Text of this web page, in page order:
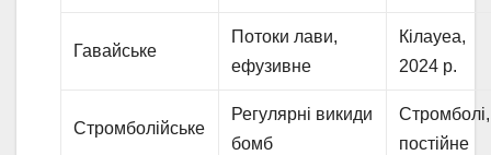
Гавайське
Потоки лави,
ефузивне
Кілауеа,
2024 р.
Стромболійське
Регулярні викиди
бомб
Стромболі,
постійне